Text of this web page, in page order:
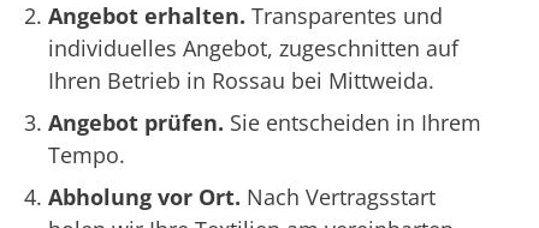
Angebot erhalten. Transparentes und
individuelles Angebot, zugeschnitten auf
Ihren Betrieb in Rossau bei Mittweida.
Angebot prüfen. Sie entscheiden in Ihrem
Tempo.
Abholung vor Ort. Nach Vertragsstart